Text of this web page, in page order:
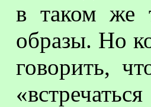
в таком же
образы. Но
говорить,